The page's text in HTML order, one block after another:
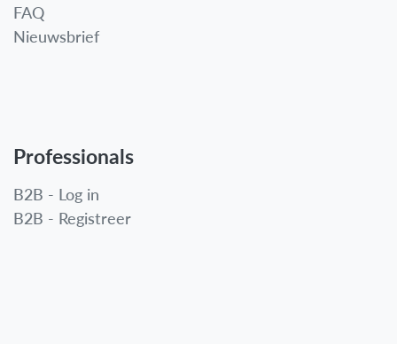
FAQ
Nieuwsbrief
Professionals
B2B - Log in
B2B - Registreer